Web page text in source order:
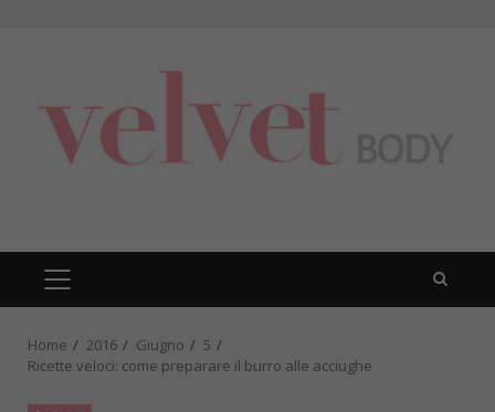
PRIMARY
MENU
Home 2016 Giugno
5
Ricette veloci: come preparare il burro alle acciughe